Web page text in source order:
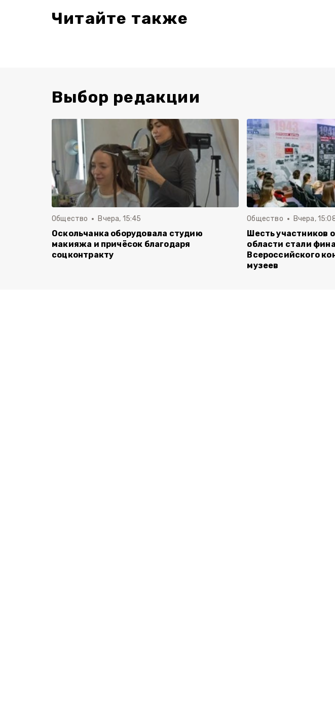
Читайте также
Выбор редакции
Общество Вчера, 15:45
Оскольчанка оборудовала студию
макияжа и причёсок благодаря
соцконтракту
Общество Вчера,
Шесть участников
области стали
Всероссийского
музеев